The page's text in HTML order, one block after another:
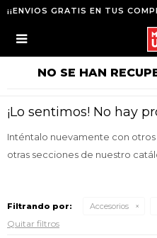
¡¡ENVIOS GRATIS EN TUS

NO SE HAN
¡Lo sentimos! No hay
Inténtalo nuevamente con
otras secciones de nuestro
Filtrando por: Accesorios
Quitar filtros